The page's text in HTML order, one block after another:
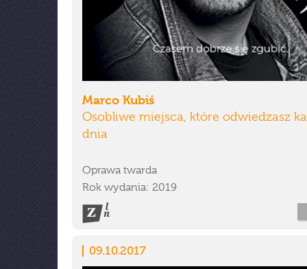
Marco Kubiś
Osobliwe miejsca, które odwiedzasz
dnia
Oprawa twarda
Rok wydania: 2019
09.10.2017